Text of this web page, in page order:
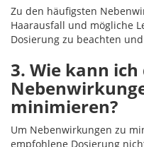
Zu den häufigsten
Haarausfall und mögliche
Dosierung zu beachten
3. Wie kann ich
minimieren?
Um Nebenwirkungen zu
empfohlene Dosierung